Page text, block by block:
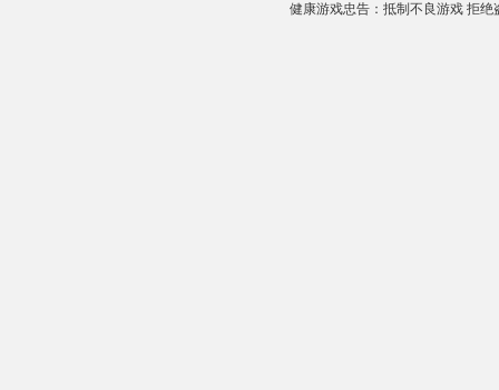
健康游戏忠告：抵制不良游戏 拒